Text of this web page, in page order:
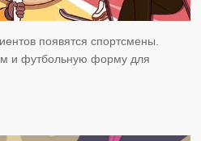
появятся спортсмены.
и футбольную форму для